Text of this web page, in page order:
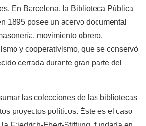
En Barcelona, la Biblioteca Pública
1895 posee un acervo documental
movimiento obrero,
y cooperativismo, que se conservó
cerrada durante gran parte del
las colecciones de las bibliotecas
proyectos políticos. Éste es el caso